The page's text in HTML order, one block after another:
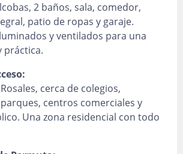
2 baños, sala, comedor,
patio de ropas y garaje.
y ventilados para una
práctica.
cerca de colegios,
centros comerciales y
Una zona residencial con todo